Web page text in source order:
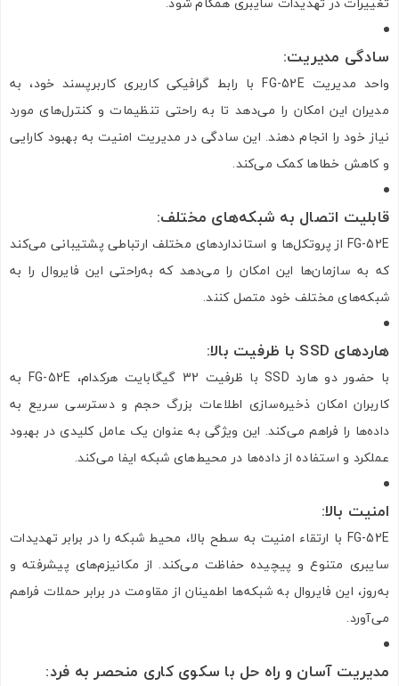
سادگی مدیریت:
واحد مدیریت FG-52E با رابط گرافیکی کاربری کاربرپسند خود، به
مدیران این امکان را می‌دهد تا به راحتی تنظیمات و کنترل‌های مورد
نیاز خود را انجام دهند. این سادگی در مدیریت امنیت به بهبود کارایی
و کاهش خطاها کمک می‌کند.
قابلیت اتصال به شبکه‌های مختلف:
FG-52E از پروتکل‌ها و استانداردهای مختلف ارتباطی پشتیبانی می‌کند
که به سازمان‌ها این امکان را می‌دهد که به‌راحتی این فایروال را به
شبکه‌های مختلف خود متصل کنند.
هاردهای با ظرفیت بالا:
با حضور دو هارد SSD با ظرفیت 32 گیگابایت هرکدام، FG-52E به
کاربران امکان ذخیره‌سازی اطلاعات بزرگ حجم و دسترسی سریع به
داده‌ها را فراهم می‌کند. این ویژگی به عنوان یک عامل کلیدی در بهبود
عملکرد و استفاده از داده‌ها در محیط‌های شبکه ایفا می‌کند.
امنیت بالا:
FG-52E با ارتقاء امنیت به سطح بالا، محیط شبکه را در برابر تهدیدات
سایبری متنوع و پیچیده حفاظت می‌کند. از مکانیزم‌های پیشرفته و
به‌روز، این فایروال به شبکه‌ها اطمینان از مقاومت در برابر حملات فراهم
می‌آورد.
مدیریت آسان و راه حل با سکوی کاری منحصر به فرد: